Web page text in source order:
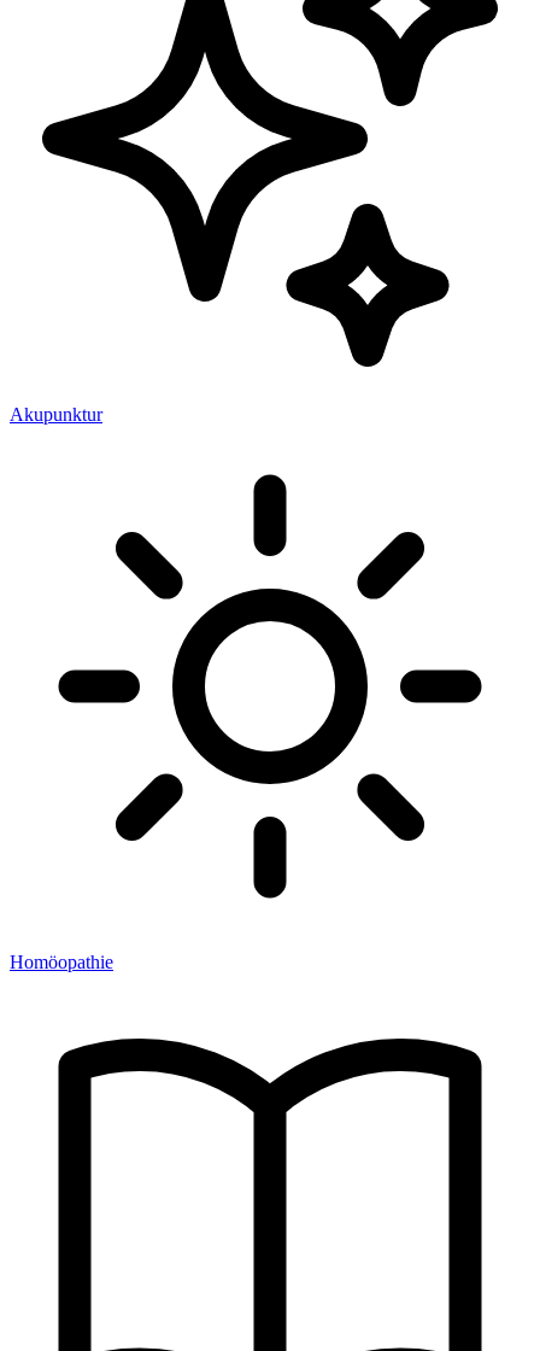
Akupunktur
Homöopathie